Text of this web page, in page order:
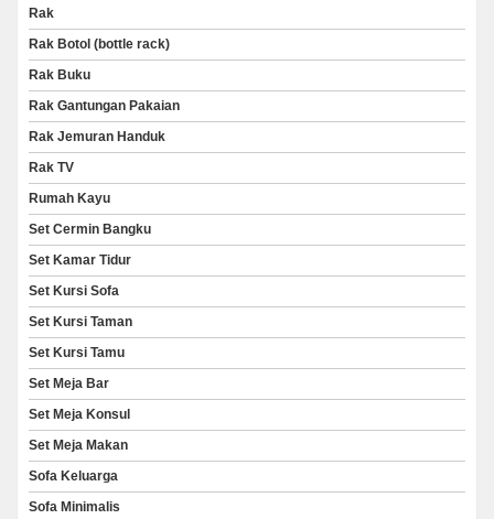
Rak
Rak Botol (bottle rack)
Rak Buku
Rak Gantungan Pakaian
Rak Jemuran Handuk
Rak TV
Rumah Kayu
Set Cermin Bangku
Set Kamar Tidur
Set Kursi Sofa
Set Kursi Taman
Set Kursi Tamu
Set Meja Bar
Set Meja Konsul
Set Meja Makan
Sofa Keluarga
Sofa Minimalis